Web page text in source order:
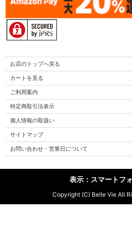
お店のトップへ戻る
カートを見る
ご利用案内
特定商取引法表示
個人情報の取扱い
サイトマップ
お問い合わせ・営業日について
表示：スマートフ
Copyright (C) Belle Vie All